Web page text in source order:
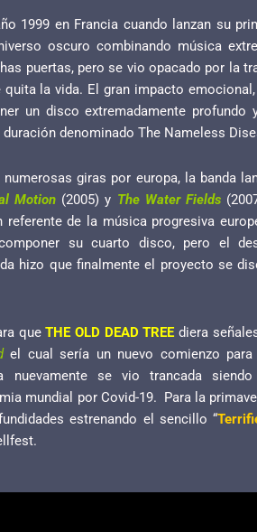
1999 en Francia cuando lanzan su
oscuro combinando música
puertas, pero se vio opacado por la
quita la vida. El gran impacto
un disco extremadamente profundo
denominado The Nameless
giras por europa, la banda
Motion (2005) y The Water Fields
referente de la música progresiva
su cuarto disco, pero el
hizo que finalmente el proyecto se
queTHE OLD DEAD TREE diera
el cual sería un nuevo comienzo
nuevamente se vio trancada
mundial por Covid-19. Para la
estrenando el sencillo “